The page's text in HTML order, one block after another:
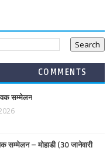
COMMENTS
सम्मेलन
सम्मेलन – मोहाडी (30 जानेवारी